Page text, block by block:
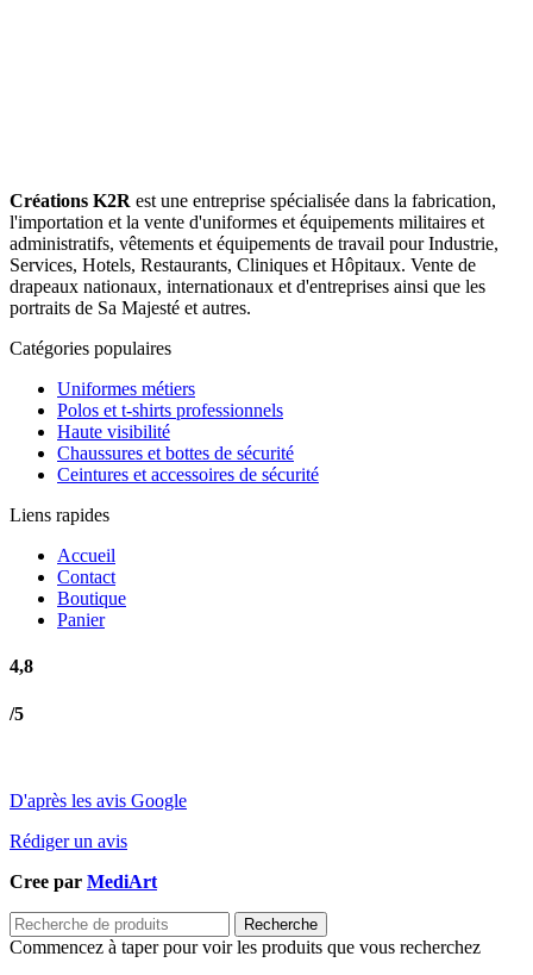
Créations K2R est une entreprise spécialisée dans la fabrication,
l'importation et la vente d'uniformes et équipements militaires et
administratifs, vêtements et équipements de travail pour Industrie,
Services, Hotels, Restaurants, Cliniques et Hôpitaux. Vente de
drapeaux nationaux, internationaux et d'entreprises ainsi que les
portraits de Sa Majesté et autres.
Catégories populaires
Uniformes métiers
Polos et t-shirts professionnels
Haute visibilité
Chaussures et bottes de sécurité
Ceintures et accessoires de sécurité
Liens rapides
Accueil
Contact
Boutique
Panier
4,8
/5
D'après les avis Google
Rédiger un avis
Cree par MediArt
Recherche
Commencez à taper pour voir les produits que vous recherchez